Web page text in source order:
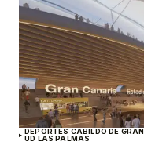
DEPORTES CABILDO DE
UD LAS PALMAS